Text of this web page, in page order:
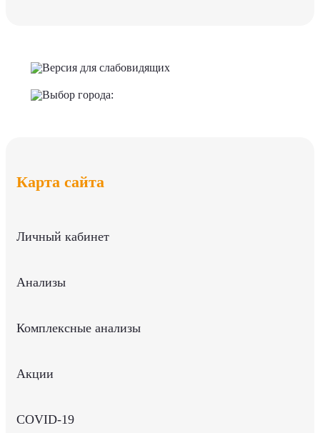
Версия для слабовидящих
Выбор города:
Карта сайта
Личный кабинет
Анализы
Комплексные анализы
Акции
COVID-19